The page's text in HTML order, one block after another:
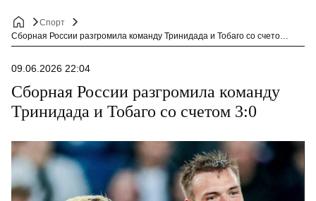
Спорт
Сборная России разгромила команду Тринидада и Тобаго со счетом 3:0
09.06.2026 22:04
Сборная России разгромила команду
Тринидада и Тобаго со счетом 3:0